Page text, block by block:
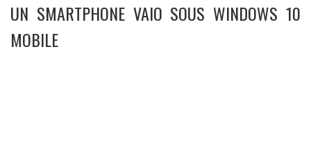
UN SMARTPHONE VAIO SOUS WINDOWS 10
MOBILE